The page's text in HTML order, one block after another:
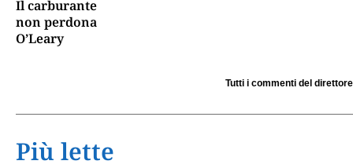
Il carburante
non perdona
O’Leary
Tutti i commenti del direttore
Più lette